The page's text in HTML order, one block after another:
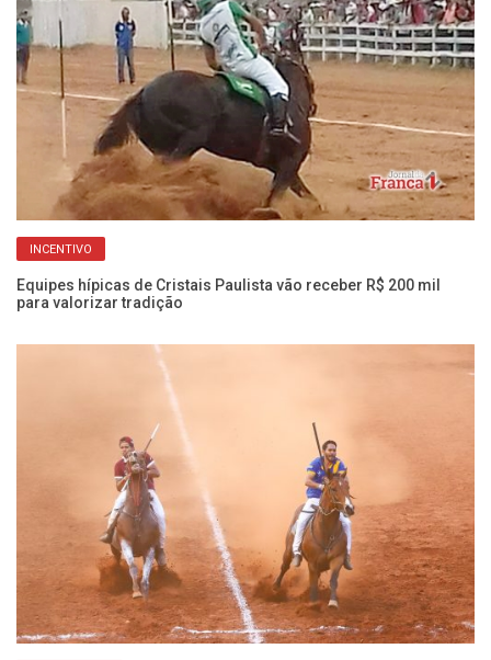
INCENTIVO
Equipes hípicas de Cristais Paulista vão receber R$ 200 mil
para valorizar tradição